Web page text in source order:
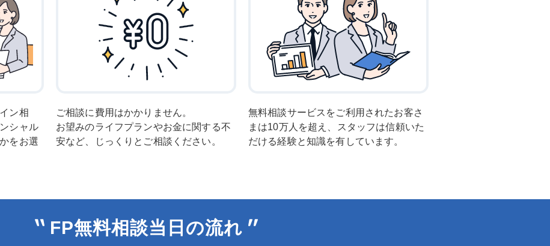
ン相
シャル
をお選
ご相談に費用はかかりません。
お望みのライフプランやお金に関する不
安など、じっくりとご相談ください。
無料相談サービスをご利用されたお客さ
まは10万人を超え、スタッフは信頼いた
だける経験と知識を有しています。
FP無料相談当日の流れ